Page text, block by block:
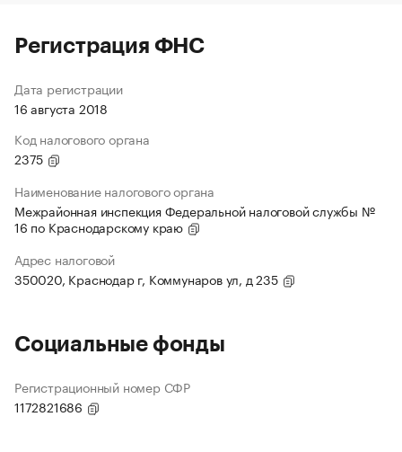
Регистрация ФНС
Дата регистрации
16 августа 2018
Код налогового органа
2375
Наименование налогового органа
Межрайонная инспекция Федеральной налоговой службы №
16 по Краснодарскому краю
Адрес налоговой
350020, Краснодар г, Коммунаров ул, д 235
Социальные фонды
Регистрационный номер СФР
1172821686